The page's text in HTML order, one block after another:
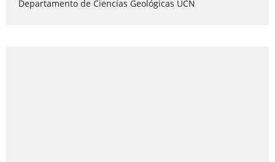
Departamento de Ciencias Geológicas UCN